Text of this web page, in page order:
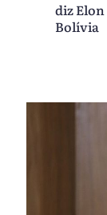
diz
Bolívia